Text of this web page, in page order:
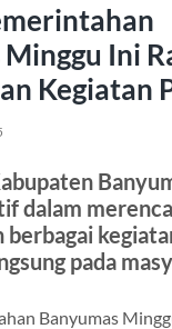
Ini
Kegiatan
dalam
berbagai
pada
Banyumas